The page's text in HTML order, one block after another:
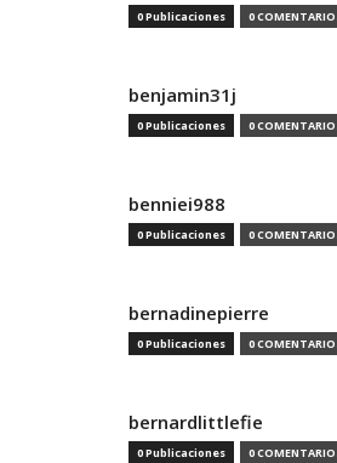
0 Publicaciones 0
benjamin31j
0 Publicaciones 0
benniei988
0 Publicaciones 0
bernadinepierre
0 Publicaciones 0
bernardlittlefie
0 Publicaciones 0